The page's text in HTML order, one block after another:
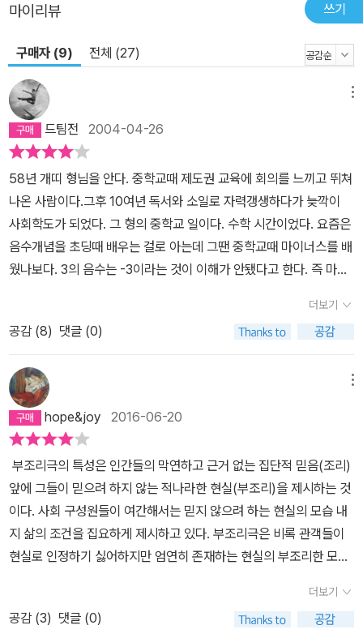
마이리뷰 쓰기
구매자 (9) 전체 (27)
드팀전 2004-04-26
58년 개띠 형님을 안다. 중학교때 제도권 교육에 회의를 느끼고 뛰쳐
나온 사람이다.그후 10여년 독서와 소일로 자력갱생하다가 늦깍이
사회학도가 되었다. 그 형의 중학교 일이다. 수학 시간이었다. 요즘은
음수개념을 초딩때 배우는 걸로 아는데 그땐 중학교때 마이너스를 배
웠나보다. 3의 음수는 -3이라는 것이 이해가 안됐다고 한다. 즉 마이
필이 하나가 있다가 어떻게 없는 연필 두개가 더해지면 없는 연필 하
나가 되는가? (수식으로 나타내면 1+ (-2) = -1 이 되는 상황이었겠
지.^^ ) 궁금증을 참지 못한 어리한(?) 형님은 수학선생님께 강력히
어필하셨다. 결국 학교내 폭력의 당위성에 대해 충분히 내재화한 평
범한 수학선생님은 형님을 향해 어퍼컷과 이단 옆차기 그리고 마지막
으로 양손날 치기를 감행하셨단다. 이유는 간단하다.그러면 그런줄
알지 일부러 알면서 의도적 수업방해다. 바로 이게 그의 죄명이다. 아
...교실 바닥에 버려진 휴지처럼 뒹굴던 형님.그분은 그때 결심하셨단
다.' 나와 함께 할 곳이 아니구나. '. 물론 형님의 질문이 잘못된 것은
아니다. 단지 죄가 있다면 너무 조숙한 질문이며 당연한 질문이었다
는 것이다. 대학쯤 가면 우리가 흔히 수학에서 당연시 하는 원칙들이
도출되는 과정을 배운다고 한다. 정말그런지는 모르겠다. 나중에 흘
려 듣기에 그런 당연한 수학상의 원칙들을 '공리' 라고 한다던데... 이
오네스코의 <수업>이란 작품에는 뺄셈에 대해 이해하지 못하는 학생
더보기
공감 (8) 댓글 (0)
hope&joy 2016-06-20
부조리극의 특성은 인간들의 막연하고 근거 없는 집단적 믿음(조리)
앞에 그들이 믿으려 하지 않는 적나라한 현실(부조리)을 제시하는 것
이다. 사회 구성원들이 여간해서는 믿지 않으려 하는 현실의 모습 내
지 삶의 조건을 집요하게 제시하고 있다. 부조리극은 비록 관객들이
현실로 인정하기 싫어하지만 엄연히 존재하는 현실의 부조리한 모습
사실’의 제시를 목적으로 한다. 그러나 부조리극은 어디까지나 직접
적인 방식으로 현실, 즉 인간의 부조리한 상황이나 모습을 제시할 뿐
더보기
공감 (3) 댓글 (0)